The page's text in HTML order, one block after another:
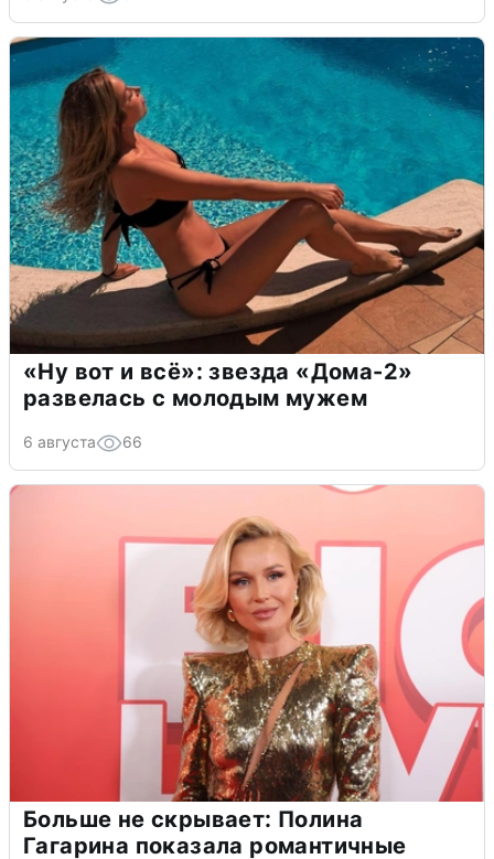
«Ну вот и всё»: звезда «Дома-2»
развелась с молодым мужем
6 августа 66
Больше не скрывает: Полина
Гагарина показала романтичные